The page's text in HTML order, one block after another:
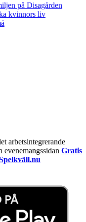
på Disagården
kvinnors liv
arbetsintegrerande
evenemangssidan Gratis